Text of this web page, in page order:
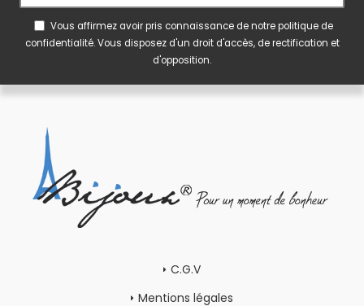
Vous affirmez avoir pris connaissance de notrepolitique de
confidentialité. Vous disposez d'un droit d'accès, de rectification et
d'opposition.
C.G.V
Mentions légales